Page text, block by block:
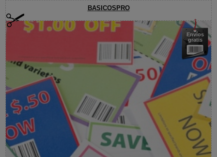
BASICOSPRO
Envíos
gratis